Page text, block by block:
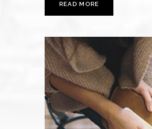
READ MORE